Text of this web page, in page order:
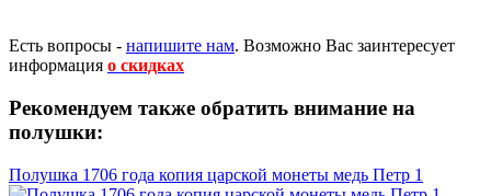
Есть вопросы - напишите нам. Возможно Вас заинтересует
информация о скидках
Рекомендуем также обратить внимание на
полушки:
Полушка 1706 года копия царской монеты медь Петр 1